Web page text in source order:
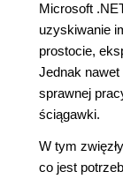
Microsoft
uzyskiwanie
prostocie,
Jednak
sprawnej
ściągawki.
W tym
co jest